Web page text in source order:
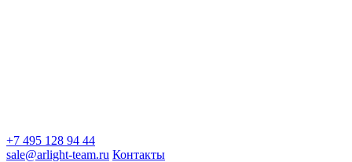
+7 495 128 94 44
sale@arlight-team.ru Контакты